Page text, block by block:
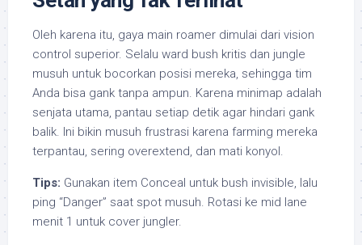
Oleh karena itu, gaya main roamer dimulai dari vision
control superior. Selalu ward bush kritis dan jungle
musuh untuk bocorkan posisi mereka, sehingga tim
Anda bisa gank tanpa ampun. Karena minimap adalah
senjata utama, pantau setiap detik agar hindari gank
balik. Ini bikin musuh frustrasi karena farming mereka
terpantau, sering overextend, dan mati konyol.
Tips: Gunakan item Conceal untuk bush invisible, lalu
ping “Danger” saat spot musuh. Rotasi ke mid lane
menit 1 untuk cover jungler.